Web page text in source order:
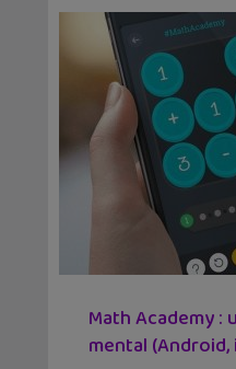
Math Academy :
mental (Android,